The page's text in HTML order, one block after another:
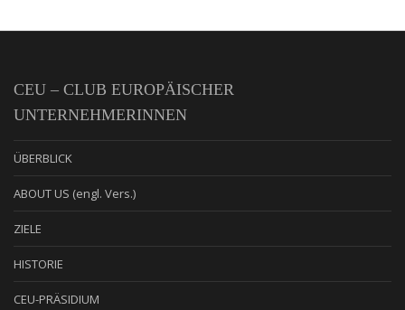
CEU – CLUB EUROPÄISCHER
UNTERNEHMERINNEN
ÜBERBLICK
ABOUT US (engl. Vers.)
ZIELE
HISTORIE
CEU-PRÄSIDIUM